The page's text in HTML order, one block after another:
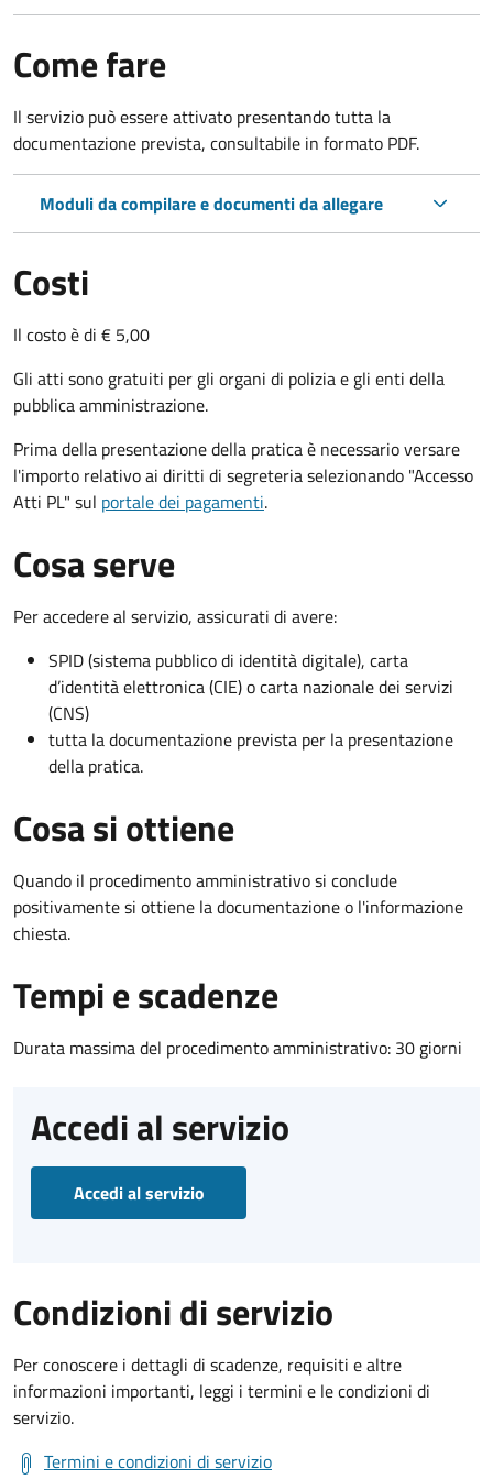
Come fare
Il servizio può essere attivato presentando tutta la
documentazione prevista, consultabile in formato PDF.
Moduli da compilare e documenti da allegare
Costi
Il costo è di € 5,00
Gli atti sono gratuiti per gli organi di polizia e gli enti della
pubblica amministrazione.
Prima della presentazione della pratica è necessario versare
l'importo relativo ai diritti di segreteria selezionando "Accesso
Atti PL" sul portale dei pagamenti.
Cosa serve
Per accedere al servizio, assicurati di avere:
SPID (sistema pubblico di identità digitale), carta
d’identità elettronica (CIE) o carta nazionale dei servizi
(CNS)
tutta la documentazione prevista per la presentazione
della pratica.
Cosa si ottiene
Quando il procedimento amministrativo si conclude
positivamente si ottiene la documentazione o l'informazione
chiesta.
Tempi e scadenze
Durata massima del procedimento amministrativo: 30 giorni
Accedi al servizio
Accedi al servizio
Condizioni di servizio
Per conoscere i dettagli di scadenze, requisiti e altre
informazioni importanti, leggi i termini e le condizioni di
servizio.
Termini e condizioni di servizio